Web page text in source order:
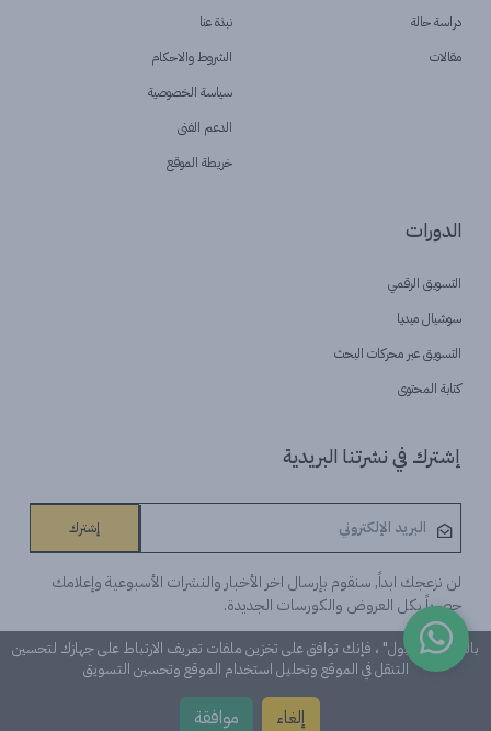
دراسة حالة
مقالات
نبذة عنا
الشروط والاحكام
سياسة الخصوصية
الدعم الفنى
خريطة الموقع
الدورات
التسويق الرقمي
سوشيال ميديا
التسويق عبر محركات البحث
كتابة المحتوى
إشترك في نشرتنا البريدية
إشترك
لن نزعجك ابداً, سنقوم بإرسال اخر الأخبار والنشرات الأسبوعية وإعلامك
حصرياً بكل العروض والكورسات الجديدة.
©Learn n 'Digital. كل الحقوق محفوظة
بالنقر على "قبول" ، فإنك توافق على تخزين ملفات تعريف الارتباط على جهازك لتحسين
التنقل في الموقع وتحليل استخدام الموقع وتحسين التسويق
موافقة إلغاء